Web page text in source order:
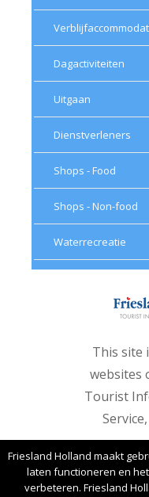
Dagactiviteiten
Uitgaan
Dienstverleners
Shops - Food
Shops - Non-food
Waterrecreatie
This site
websites
Tourist
Friesland Holland maakt
laten functioneren en
verbeteren. Friesland